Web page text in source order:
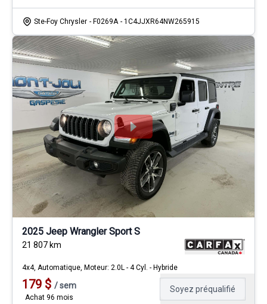
Ste-Foy Chrysler - F0269A - 1C4JJXR64NW265915
2025 Jeep Wrangler Sport S
21 807 km
4x4, Automatique, Moteur: 2.0L - 4 Cyl. - Hybride
179 $ /sem
Achat 96 mois
Soyez préqualifié